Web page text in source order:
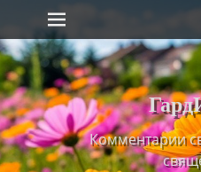
Skip
to
content
Primary Menu
Комментарии